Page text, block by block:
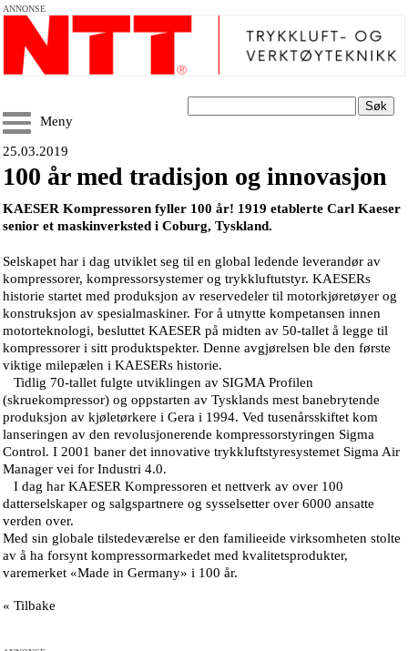
ANNONSE
Søk
Meny
25.03.2019
100 år med tradisjon og innovasjon
KAESER Kompressoren fyller 100 år! 1919 etablerte Carl Kaeser
senior et maskinverksted i Coburg, Tyskland.
Selskapet har i dag utviklet seg til en global ledende leverandør av
kompressorer, kompressorsystemer og trykkluftutstyr. KAESERs
historie startet med produksjon av reservedeler til motorkjøretøyer og
konstruksjon av spesialmaskiner. For å utnytte kompetansen innen
motorteknologi, besluttet KAESER på midten av 50-tallet å legge til
kompressorer i sitt produktspekter. Denne avgjørelsen ble den første
viktige milepælen i KAESERs historie.
Tidlig 70-tallet fulgte utviklingen av SIGMA Profilen
(skruekompressor) og oppstarten av Tysklands mest banebrytende
produksjon av kjøletørkere i Gera i 1994. Ved tusenårsskiftet kom
lanseringen av den revolusjonerende kompressorstyringen Sigma
Control. I 2001 baner det innovative trykkluftstyresystemet Sigma Air
Manager vei for Industri 4.0.
I dag har KAESER Kompressoren et nettverk av over 100
datterselskaper og salgspartnere og sysselsetter over 6000 ansatte
verden over.
Med sin globale tilstedeværelse er den familieeide virksomheten stolte
av å ha forsynt kompressormarkedet med kvalitetsprodukter,
varemerket «Made in Germany» i 100 år.
« Tilbake